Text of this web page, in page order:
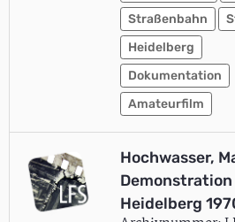
Straßenbahn
Heidelberg
Dokumentation
Amateurfilm
Hochwasser,
Demonstration
Heidelberg